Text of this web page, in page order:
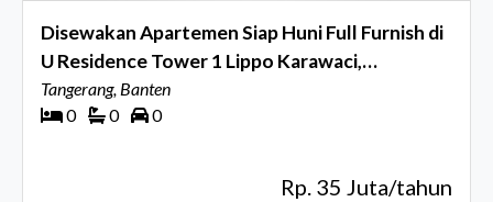
Disewakan Apartemen Siap Huni Full Furnish di
U Residence Tower 1 Lippo Karawaci,
Tangerang
Tangerang, Banten
0
0 0
Rp. 35 Juta/tahun